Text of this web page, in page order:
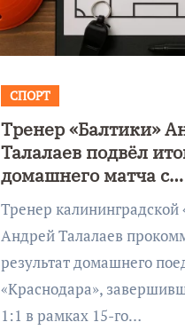
СПОРТ
Тренер «Балтики»
Талалаев подвёл
домашнего матча с
«Краснодаром»
Тренер калининградской «Балтики»
Андрей Талалаев
результат домашнего
«Краснодара»,
1:1 в рамках 15-го…
за